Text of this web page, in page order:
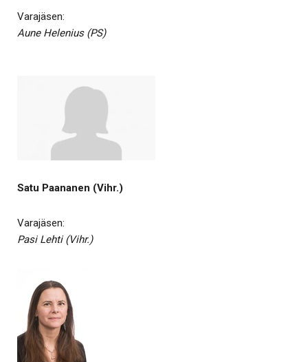
Varajäsen:
Aune Helenius (PS)
Satu Paananen (Vihr.)
Varajäsen:
Pasi Lehti (Vihr.)